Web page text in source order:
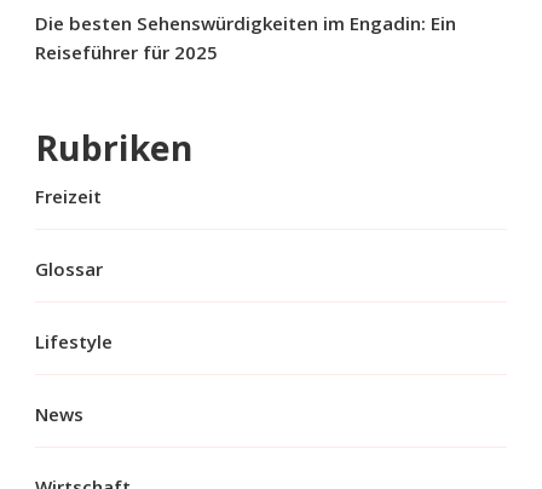
Die besten Sehenswürdigkeiten im Engadin: Ein
Reiseführer für 2025
Rubriken
Freizeit
Glossar
Lifestyle
News